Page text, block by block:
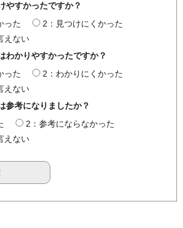
やすかったですか？
った
2：見つけにくかった
えない
わかりやすかったですか？
った
2：わかりにくかった
えない
参考になりましたか？
2：参考にならなかった
えない